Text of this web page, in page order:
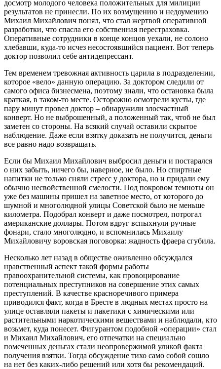
досмотр молодого человека положительных для милиции
результатов не принесли. По их возмущению и недоумению
Михаил Михайлович понял, что стал жертвой оперативной
разработки, что спасла его собственная перестраховка.
Оперативные сотрудники в конце концов уехали, не солоно
хлебавши, куда-то исчез несостоявшийся пациент. Вот теперь
доктор позволил себе антидепрессант.
Тем временем тревожная активность царила в подразделении,
которое «вело» данную операцию. За доктором следили от
самого офиса бизнесмена, поэтому знали, что остановка была
краткая, в таком-то месте. Осторожно осмотрели кусты, где
пару минут провел доктор – обнаружили злосчастный
конверт. Но не выброшенный, а положенный так, чтоб не был
заметен со стороны. На всякий случай оставили скрытое
наблюдение. Даже если взятку доказать не получится, деньги
все равно надо возвращать.
Если бы Михаил Михайлович выбросил деньги и постарался
о них забыть, ничего бы, наверное, не было. Но спиртные
напитки не только сняли стресс у доктора, но и придали ему
обычно несвойственной смелости. Под покровом темноты он
уже без машины пришел на заветное место, от которого до
шумной и многолюдной улицы Советской было не меньше
километра. Подобрал конверт и даже посмотрел, потрогал
американские доллары. Потом вдруг вспыхнули ручные
фонари, стало многолюдно, и вспомнилась Михаилу
Михайловичу воровская поговорка: жадность фраера сгубила.
Несколько лет назад в обществе оживленно обсуждался
нравственный аспект такой формы работы
правоохранительной системы, как провоцирование
потенциальных преступников на совершение этих самых
преступлений. В качестве красноречивого примера
приводился факт, когда в Бресте в людных местах просто на
улице оставляли пакеты и пакетики с химическими или
растительными наркотическими веществами и наблюдали, кто
возьмет, куда понесет. Фигурантом подобной «операции» стал
и Михаил Михайлович, его отпечатки на специально
помеченных деньгах стали неопровержимой уликой факта
получения взятки. Тогда обсуждение тихо само собой сошло
на нет без каких-либо решений или хотя бы рекомендаций.